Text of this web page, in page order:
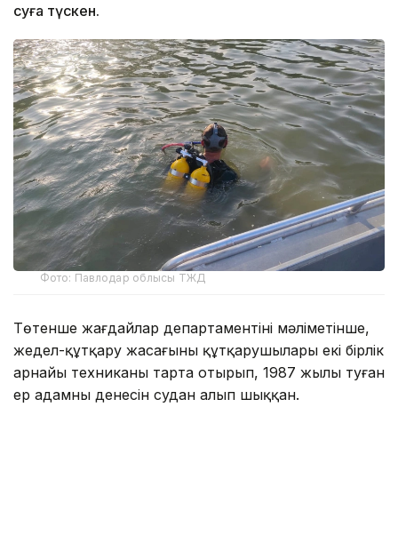
суға түскен.
Фото: Павлодар облысы ТЖД
Төтенше жағдайлар департаментінің мәліметінше,
жедел-құтқару жасағының құтқарушылары екі бірлік
арнайы техниканы тарта отырып, 1987 жылы туған
ер адамның денесін судан алып шыққан.